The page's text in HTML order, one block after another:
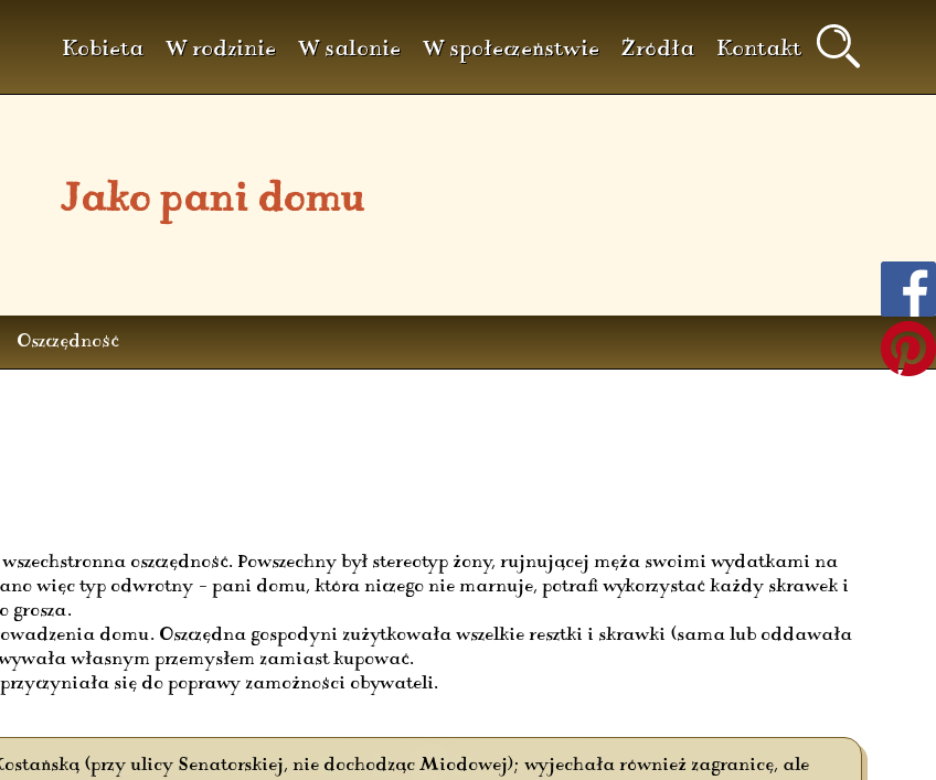
Kobieta W rodzinie W salonie W społeczeństwie Źródła Kontakt
Jako pani domu
Oszczędność
oszczędność. Powszechny był stereotyp żony, rujnującej męża swoimi wydatkami na
więc typ odwrotny – pani domu, która niczego nie marnuje, potrafi wykorzystać każdy skrawek i
grosza.
domu. Oszczędna gospodyni zużytkowała wszelkie resztki i skrawki (sama lub oddawała
własnym przemysłem zamiast kupować.
się do poprawy zamożności obywateli.
(przy ulicy Senatorskiej, nie dochodząc Miodowej); wyjechała również zagranicę, ale